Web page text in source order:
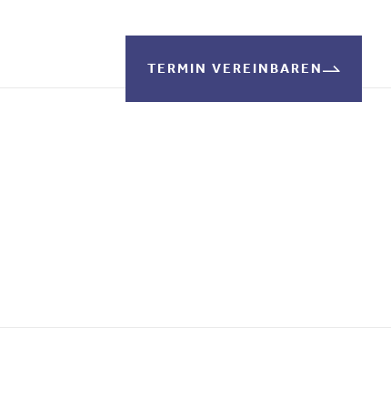
TERMIN VEREINBAREN